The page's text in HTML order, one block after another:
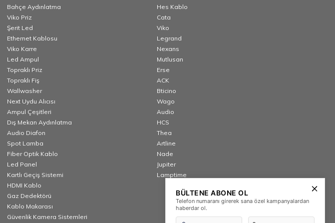
Bahçe Aydınlatma
Viko Priz
Şerit Led
Ethernet Kablosu
Viko Karre
Led Ampul
Topraklı Priz
Topraklı Fiş
Wallwasher
Next Uydu Alıcısı
Ampul Çeşitleri
Dış Mekan Aydınlatma
Audio Diafon
Spot Lamba
Fiber Optik Kablo
Led Panel
Kartlı Geçiş Sistemi
HDMI Kablo
Gaz Dedektörü
Kablo Makarası
Güvenlik Kamera Sistemleri
Hes Kablo
Cata
Viko
Legrand
Nexans
Mutlusan
Erse
ACK
Bticino
Wago
Audio
HCS
Thea
Artline
Nade
Jupiter
Lamptime
BÜLTENE ABONE OL
Telefon numaranı girerek sana özel kampanyalardan
haberdar ol.